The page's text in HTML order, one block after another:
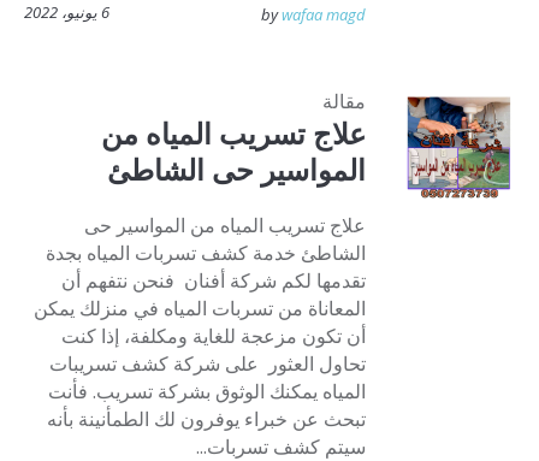
6 يونيو، 2022 bywafaa magd
مقالة
علاج تسريب المياه من
المواسير حى الشاطئ
علاج تسريب المياه من المواسير حى
الشاطئ خدمة كشف تسربات المياه بجدة
تقدمها لكم شركة أفنان فنحن نتفهم أن
المعاناة من تسربات المياه في منزلك يمكن
أن تكون مزعجة للغاية ومكلفة، إذا كنت
تحاول العثور على شركة كشف تسريبات
المياه يمكنك الوثوق بشركة تسريب. فأنت
تبحث عن خبراء يوفرون لك الطمأنينة بأنه
سيتم كشف تسربات...